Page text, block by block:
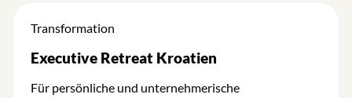
Transformation
Executive Retreat Kroatien
Für persönliche und unternehmerische